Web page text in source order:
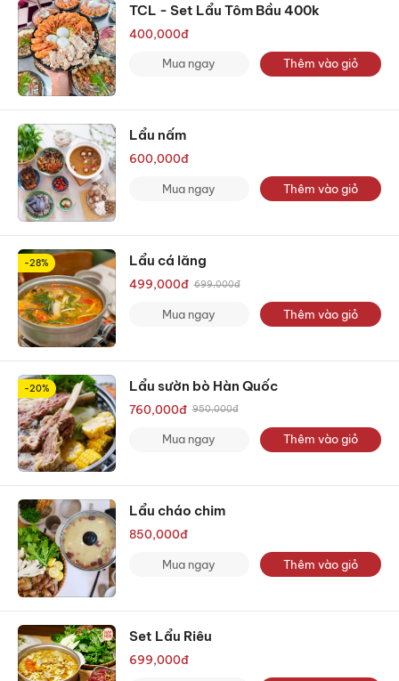
TCL - Set Lẩu Tôm Bầu 400k
400,000đ
Mua ngay Thêm vào giỏ
Lẩu nấm
600,000đ
Mua ngay Thêm vào giỏ
-28% Lẩu cá lăng
499,000đ 699,000đ
Mua ngay Thêm vào giỏ
-20% Lẩu sườn bò Hàn Quốc
760,000đ 950,000đ
Mua ngay Thêm vào giỏ
Lẩu cháo chim
850,000đ
Mua ngay Thêm vào giỏ
Set Lẩu Riêu
699,000đ